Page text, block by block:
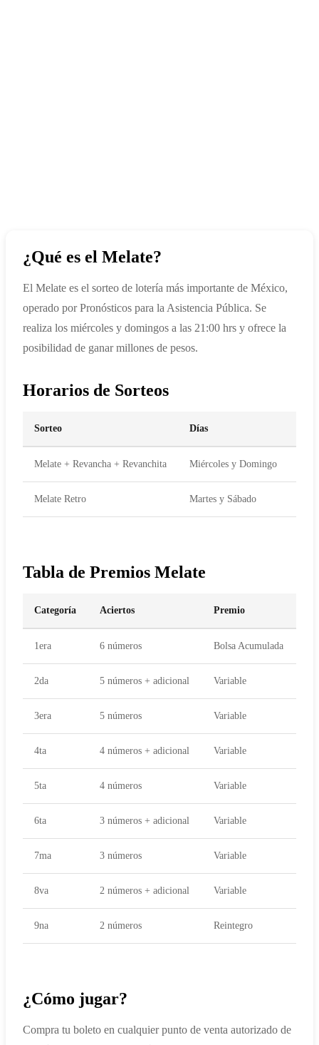
¿Qué es el Melate?
El Melate es el sorteo de lotería más importante de México,
operado por Pronósticos para la Asistencia Pública. Se
realiza los miércoles y domingos a las 21:00 hrs y ofrece la
posibilidad de ganar millones de pesos.
Horarios de Sorteos
Sorteo Días
Melate + Revancha + Revanchita Miércoles y Domingo
Melate Retro Martes y Sábado
Tabla de Premios Melate
Categoría Aciertos Premio
1era 6 números Bolsa Acumulada
2da 5 números + adicional Variable
3era 5 números Variable
4ta 4 números + adicional Variable
5ta 4 números Variable
6ta 3 números + adicional Variable
7ma 3 números Variable
8va 2 números + adicional Variable
9na 2 números Reintegro
¿Cómo jugar?
Compra tu boleto en cualquier punto de venta autorizado de